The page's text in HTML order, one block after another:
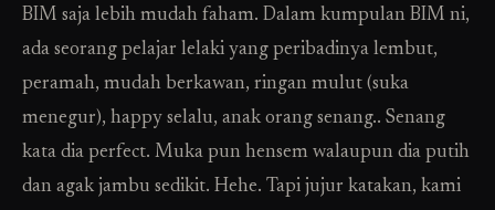
BIM saja lebih mudah faham. Dalam kumpulan BIM ni,
ada seorang pelajar lelaki yang peribadinya lembut,
peramah, mudah berkawan, ringan mulut (suka
menegur), happy selalu, anak orang senang.. Senang
kata dia perfect. Muka pun hensem walaupun dia putih
dan agak jambu sedikit. Hehe. Tapi jujur katakan, kami